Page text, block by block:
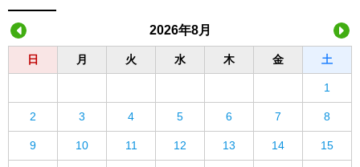
2026年8月
日 月 火 水 木 金 土
1
2 3 4 5 6 7 8
9 10 11 12 13 14 15